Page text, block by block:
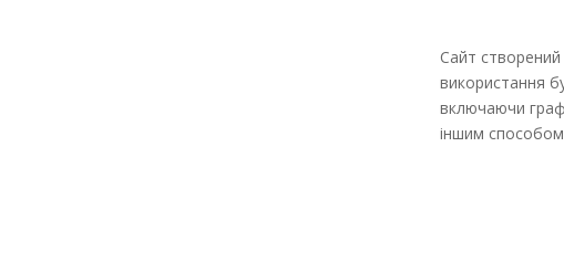
Сайт
використання
включаючи
іншим